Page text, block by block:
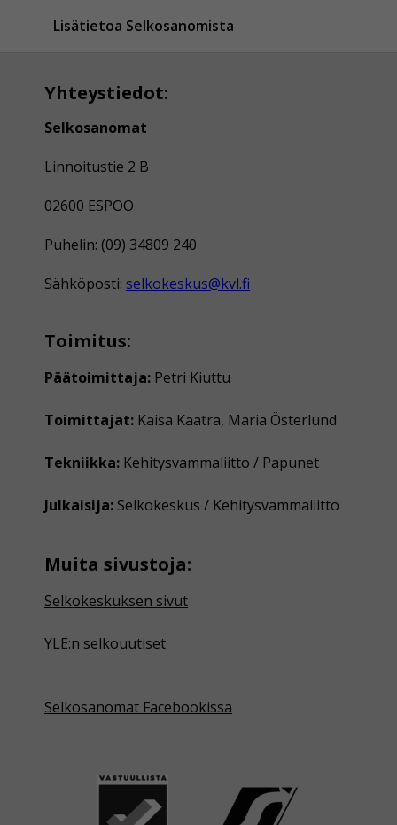
Lisätietoa Selkosanomista
Yhteystiedot:
Selkosanomat
Linnoitustie 2 B
02600 ESPOO
Puhelin: (09) 34809 240
Sähköposti: selkokeskus@kvl.fi
Toimitus:
Päätoimittaja: Petri Kiuttu
Toimittajat: Kaisa Kaatra, Maria Österlund
Tekniikka: Kehitysvammaliitto / Papunet
Julkaisija: Selkokeskus / Kehitysvammaliitto
Muita sivustoja:
Selkokeskuksen sivut
YLE:n selkouutiset
Selkosanomat Facebookissa